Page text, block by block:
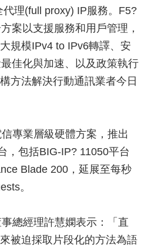
理(full proxy) IP服務。F5?
案以支援服務和用戶管理，
規模IPv4 to IPv6轉譯、安
佳化與加速、以及政策執行
方法解決行動通訊業者今日
業層級硬體方案，推出
，包括BIG-IP? 11050平台
Blade 200，延展至每秒
。
經理許慧嫻表示：「直
被迫採取片段化的方法為語